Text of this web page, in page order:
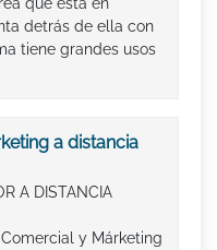
que está en
detrás de ella con
tiene grandes usos
a distancia
A DISTANCIA
y Márketing